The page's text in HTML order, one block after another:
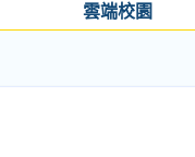
雲端校園